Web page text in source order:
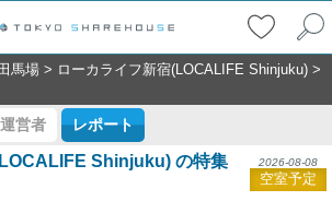
馬場 > ローカライフ新宿(LOCALIFE Shinjuku) >
運営者 レポート
Shinjuku) の特集
2026-08-08
空室予定